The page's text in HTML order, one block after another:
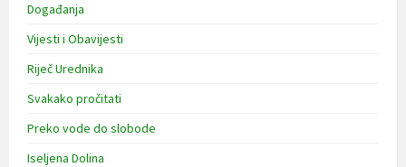
Događanja
Vijesti i Obavijesti
Riječ Urednika
Svakako pročitati
Preko vode do slobode
Iseljena Dolina